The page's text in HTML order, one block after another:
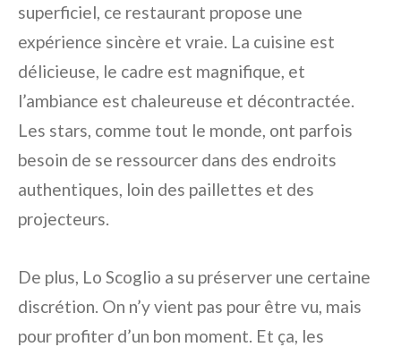
superficiel, ce restaurant propose une
expérience sincère et vraie. La cuisine est
délicieuse, le cadre est magnifique, et
l’ambiance est chaleureuse et décontractée.
Les stars, comme tout le monde, ont parfois
besoin de se ressourcer dans des endroits
authentiques, loin des paillettes et des
projecteurs.
De plus, Lo Scoglio a su préserver une certaine
discrétion. On n’y vient pas pour être vu, mais
pour profiter d’un bon moment. Et ça, les